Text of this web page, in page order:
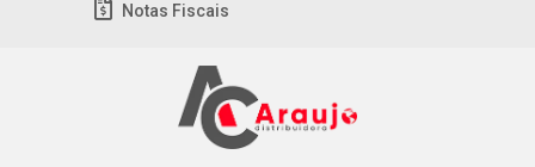
Notas Fiscais